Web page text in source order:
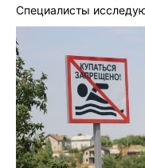
Специалисты